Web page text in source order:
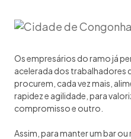
Os empresários do ramo já
acelerada dos trabalhadores
procurem, cada vez mais,
rapidez e agilidade, para
compromisso e outro.
Assim, para manter um bar